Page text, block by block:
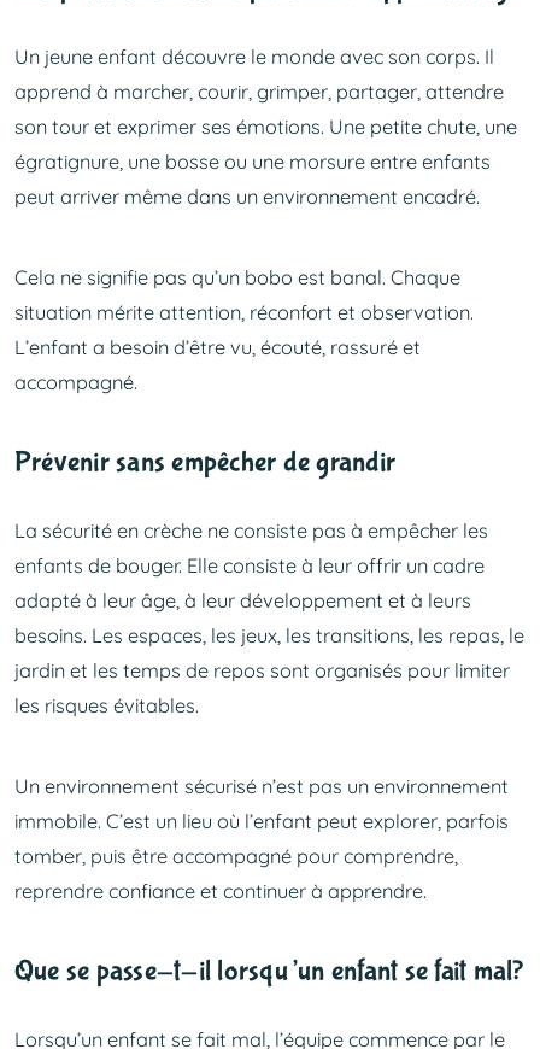
Un jeune enfant découvre le monde avec son corps. Il
apprend à marcher, courir, grimper, partager, attendre
son tour et exprimer ses émotions. Une petite chute, une
égratignure, une bosse ou une morsure entre enfants
peut arriver même dans un environnement encadré.
Cela ne signifie pas qu’un bobo est banal. Chaque
situation mérite attention, réconfort et observation.
L’enfant a besoin d’être vu, écouté, rassuré et
accompagné.
Prévenir sans empêcher de grandir
La sécurité en crèche ne consiste pas à empêcher les
enfants de bouger. Elle consiste à leur offrir un cadre
adapté à leur âge, à leur développement et à leurs
besoins. Les espaces, les jeux, les transitions, les repas, le
jardin et les temps de repos sont organisés pour limiter
les risques évitables.
Un environnement sécurisé n’est pas un environnement
immobile. C’est un lieu où l’enfant peut explorer, parfois
tomber, puis être accompagné pour comprendre,
reprendre confiance et continuer à apprendre.
Que se passe-t-il lorsqu’un enfant se fait mal?
Lorsqu’un enfant se fait mal, l’équipe commence par le